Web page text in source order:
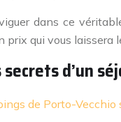
dans ce
prix qui vous laissera
d’un
de Porto-